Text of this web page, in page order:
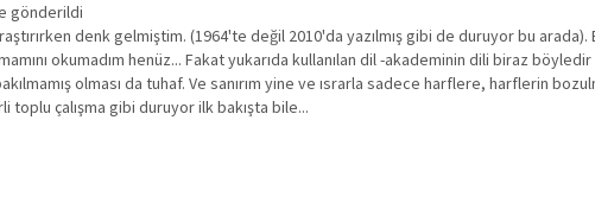
gönderildi
denk gelmiştim. (1964'te değil 2010'da yazılmış gibi de duruyor bu
okumadım henüz... Fakat yukarıda kullanılan dil -akademinin dili biraz
olması da tuhaf. Ve sanırım yine ve ısrarla sadece harflere, harflerin
toplu çalışma gibi duruyor ilk bakışta bile...